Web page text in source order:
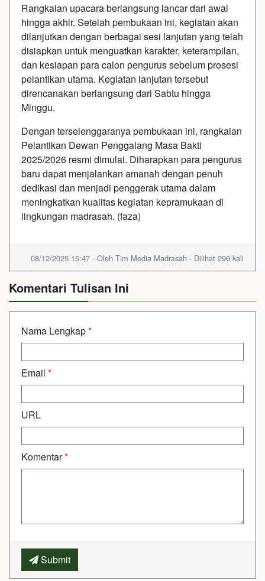
Rangkaian upacara berlangsung lancar dari awal
hingga akhir. Setelah pembukaan ini, kegiatan akan
dilanjutkan dengan berbagai sesi lanjutan yang telah
disiapkan untuk menguatkan karakter, keterampilan,
dan kesiapan para calon pengurus sebelum prosesi
pelantikan utama. Kegiatan lanjutan tersebut
direncanakan berlangsung dari Sabtu hingga
Minggu.
Dengan terselenggaranya pembukaan ini, rangkaian
Pelantikan Dewan Penggalang Masa Bakti
2025/2026 resmi dimulai. Diharapkan para pengurus
baru dapat menjalankan amanah dengan penuh
dedikasi dan menjadi penggerak utama dalam
meningkatkan kualitas kegiatan kepramukaan di
lingkungan madrasah. (faza)
08/12/2025 15:47 - Oleh Tim Media Madrasah - Dilihat 296 kali
Komentari Tulisan Ini
Nama Lengkap*
Email *
URL
Komentar*
Submit